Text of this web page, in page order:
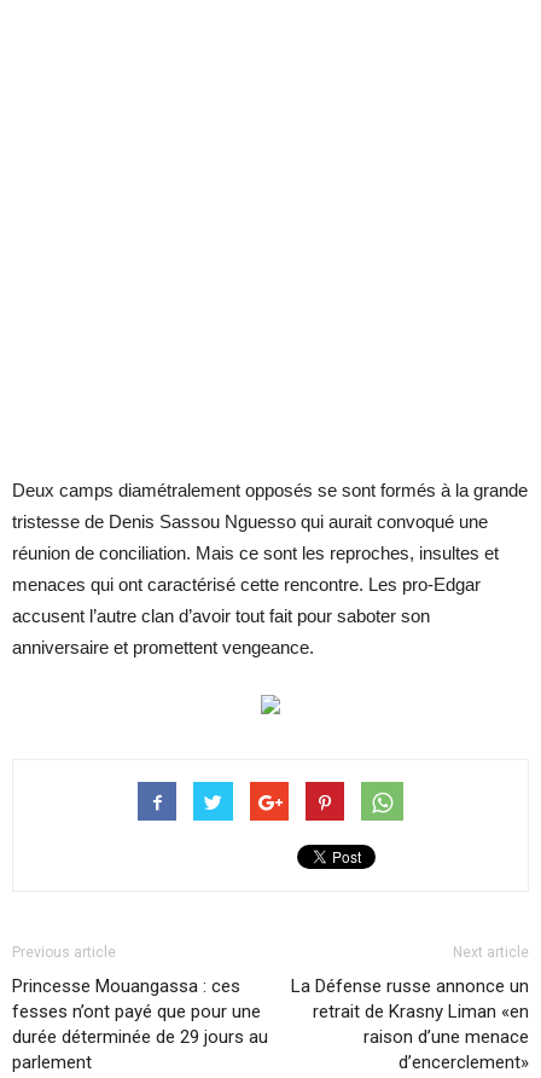
Deux camps diamétralement opposés se sont formés à la grande
tristesse de Denis Sassou Nguesso qui aurait convoqué une
réunion de conciliation. Mais ce sont les reproches, insultes et
menaces qui ont caractérisé cette rencontre. Les pro-Edgar
accusent l’autre clan d’avoir tout fait pour saboter son
anniversaire et promettent vengeance.
Previous article
Princesse Mouangassa : ces
fesses n’ont payé que pour une
durée déterminée de 29 jours au
parlement
Next article
La Défense russe annonce un
retrait de Krasny Liman «en
raison d’une menace
d’encerclement»